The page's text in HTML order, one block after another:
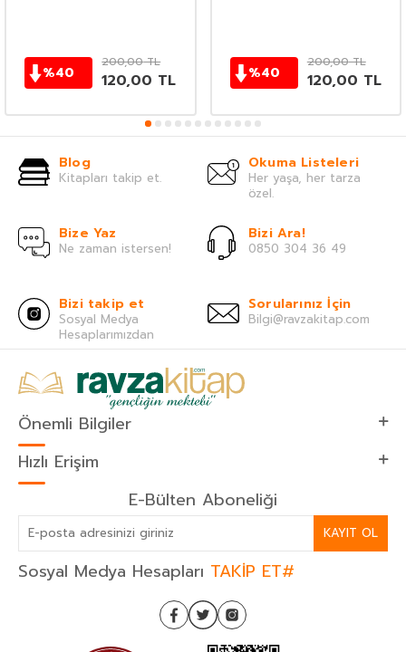
%40
200,00TL
120,00 TL %40
200,00TL
120,00 TL
Blog
Kitapları takip et.
Okuma Listeleri
Her yaşa, her tarza
özel.
Bize Yaz
Ne zaman istersen!
Bizi Ara!
0850 304 36 49
Bizi takip et
Sosyal Medya
Hesaplarımızdan
Sorularınız İçin
Bilgi@ravzakitap.com
Önemli Bilgiler
Hızlı Erişim
E-Bülten Aboneliği
KAYIT OL
Sosyal Medya Hesapları TAKİP ET#